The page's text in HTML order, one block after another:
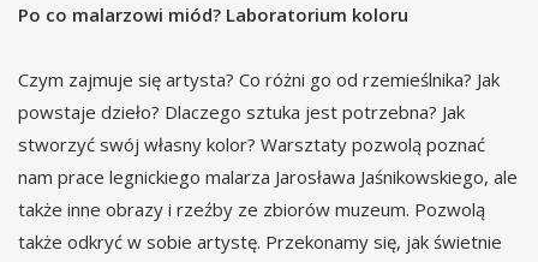
Po co malarzowi miód? Laboratorium koloru
Czym zajmuje się artysta? Co różni go od rzemieślnika? Jak
powstaje dzieło? Dlaczego sztuka jest potrzebna? Jak
stworzyć swój własny kolor? Warsztaty pozwolą poznać
nam prace legnickiego malarza Jarosława Jaśnikowskiego, ale
także inne obrazy i rzeźby ze zbiorów muzeum. Pozwolą
także odkryć w sobie artystę. Przekonamy się, jak świetnie